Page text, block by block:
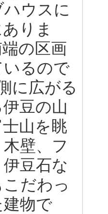
ウスに
りま
の区画
るので
に広がる
豆の山
山を眺
壁、フ
豆石な
だわっ
物で